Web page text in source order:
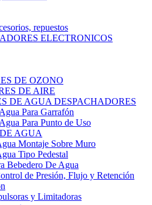
repuestos
ELECTRONICOS
DE OZONO
DE AIRE
DE AGUA DESPACHADORES
Para Garrafón
Para Punto de Uso
AGUA
Montaje Sobre Muro
Tipo Pedestal
Bebedero De Agua
de Presión, Flujo y Retención
y Limitadoras